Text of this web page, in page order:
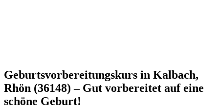
Geburtsvorbereitungskurs in Kalbach,
Rhön (36148) – Gut vorbereitet auf eine
schöne Geburt!